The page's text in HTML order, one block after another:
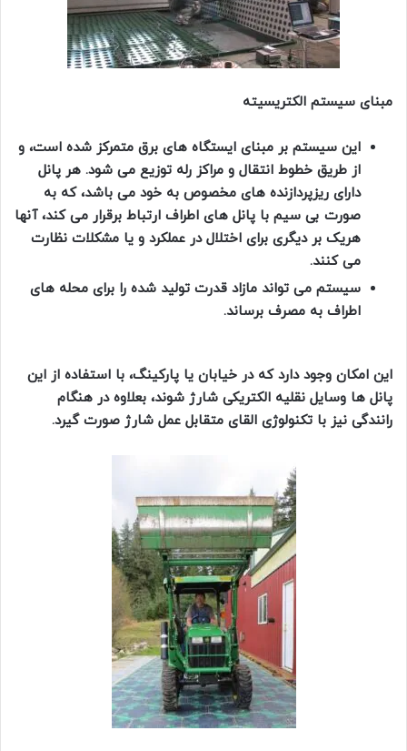
مبنای سیستم الکتریسیته
این سیستم بر مبنای ایستگاه های برق متمرکز شده است، و
از طریق خطوط انتقال و مراکز رله توزیع می شود. هر پانل
دارای ریزپردازنده های مخصوص به خود می باشد، که به
صورت بی سیم با پانل های اطراف ارتباط برقرار می کند، آنها
هریک بر دیگری برای اختلال در عملکرد و یا مشکلات نظارت
می کنند.
سیستم می تواند مازاد قدرت تولید شده را برای محله های
اطراف به مصرف برساند.
این امکان وجود دارد که در خیابان یا پارکینگ، با استفاده از این
پانل ها وسایل نقلیه الکتریکی شارژ شوند، بعلاوه در هنگام
رانندگی نیز با تکنولوژی القای متقابل عمل شارژ صورت گیرد.